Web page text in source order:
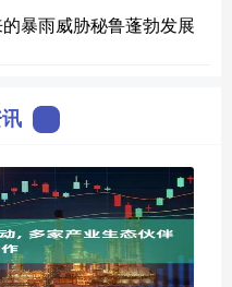
暴雨威胁秘鲁蓬勃发展